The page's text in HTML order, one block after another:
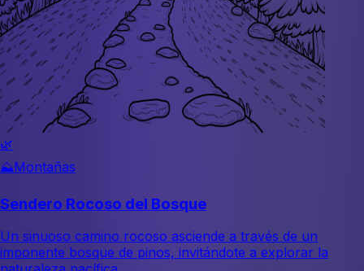
🌿
⛰️Montañas
Sendero Rocoso del Bosque
Un sinuoso camino rocoso asciende a través de un
imponente bosque de pinos, invitándote a explorar la